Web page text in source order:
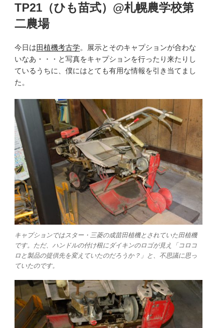
TP21（ひも苗式）@札幌農学校第
二農場
今日は田植機考古学。展示とそのキャプションが合わな
いなあ・・・と写真をキャプションを行ったり来たりし
ているうちに、僕にはとても有用な情報を引き当てまし
た。
キャプションではスター・三菱の成苗田植機とされていた田植機
です。ただ、ハンドルの付け根にダイキンのロゴが見え「コロコ
ロと製品の提供先を変えていたのだろうか？」と、不思議に思っ
ていたのです。